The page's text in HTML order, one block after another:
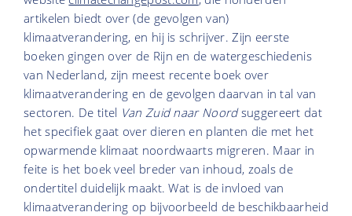
artikelen biedt over (de gevolgen van)
klimaatverandering, en hij is schrijver. Zijn eerste
boeken gingen over de Rijn en de watergeschiedenis
van Nederland, zijn meest recente boek over
klimaatverandering en de gevolgen daarvan in tal van
sectoren. De titel Van Zuid naar Noordsuggereert dat
het specifiek gaat over dieren en planten die met het
opwarmende klimaat noordwaarts migreren. Maar in
feite is het boek veel breder van inhoud, zoals de
ondertitel duidelijk maakt. Wat is de invloed van
klimaatverandering op bijvoorbeeld de beschikbaarheid